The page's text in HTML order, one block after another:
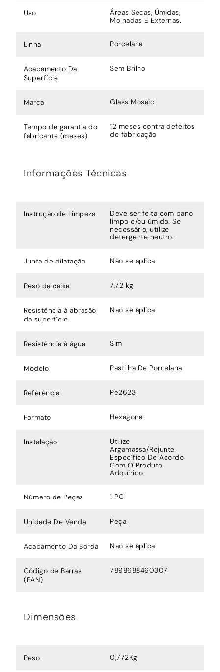
Uso
Áreas Secas, Úmidas,
Molhadas E Externas.
Linha Porcelana
Acabamento Da
Superfície
Sem Brilho
Marca Glass Mosaic
Tempo de garantia do
fabricante (meses)
12 meses contra defeitos
de fabricação
Informações Técnicas
Instrução de Limpeza
Deve ser feita com pano
limpo e/ou úmido. Se
necessário, utilize
detergente neutro.
Junta de dilatação Não se aplica
Peso da caixa 7,72 kg
Resistência à abrasão
da superfície
Não se aplica
Resistência à água Sim
Modelo Pastilha De Porcelana
Referência Pe2623
Formato Hexagonal
Instalação
Utilize
Argamassa/Rejunte
Específico De Acordo
Com O Produto
Adquirido.
Número de Peças 1 PC
Unidade De Venda Peça
Acabamento Da Borda Não se aplica
Código de Barras
(EAN)
7898688460307
Dimensões
Peso 0,772Kg